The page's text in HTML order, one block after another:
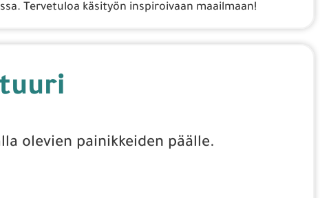
Tervetuloa käsityön inspiroivaan maailmaan!
olevien painikkeiden päälle.